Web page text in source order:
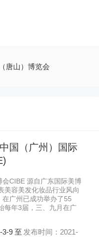
唐山）博览会
国（广州）国际
会CIBE 源自广东国际美博
美容美发化妆品行业风向
广州已成功举办了55
每年3届，三、九月在广
3-9 至 发布时间：2021-